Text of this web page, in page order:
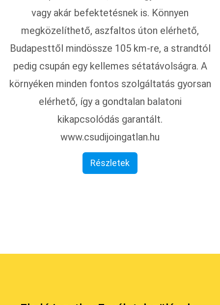
vagy akár befektetésnek is. Könnyen
megközelíthető, aszfaltos úton elérhető,
Budapesttől mindössze 105 km-re, a strandtól
pedig csupán egy kellemes sétatávolságra. A
környéken minden fontos szolgáltatás gyorsan
elérhető, így a gondtalan balatoni
kikapcsolódás garantált.
www.csudijoingatlan.hu
Részletek